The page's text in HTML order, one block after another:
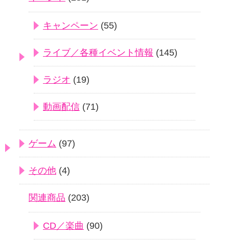
キャンペーン (55)
ライブ／各種イベント情報 (145)
ラジオ (19)
動画配信 (71)
ゲーム (97)
その他 (4)
関連商品 (203)
CD／楽曲 (90)